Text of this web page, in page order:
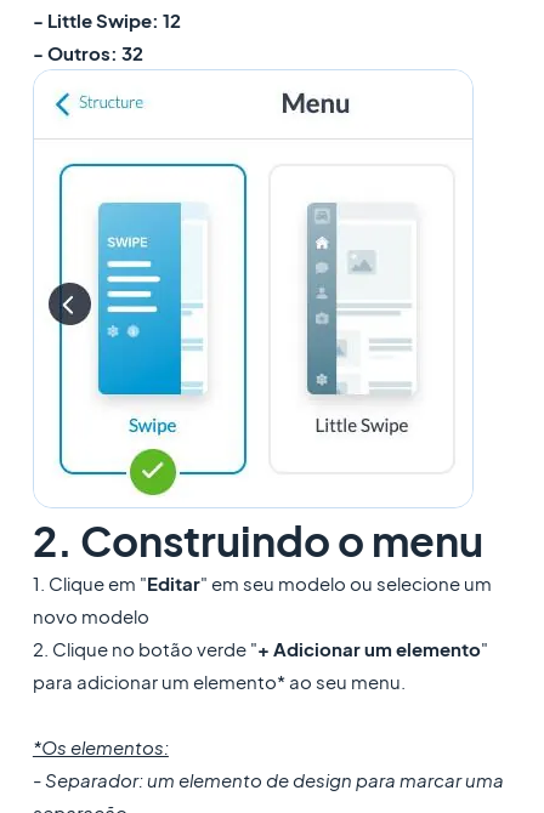
- Little Swipe: 12
- Outros: 32
2. Construindo o menu
1. Clique em "Editar" em seu modelo ou selecione um
novo modelo
2. Clique no botão verde "+ Adicionar um elemento"
para adicionar um elemento* ao seu menu.
*Os elementos:
- Separador: um elemento de design para marcar uma